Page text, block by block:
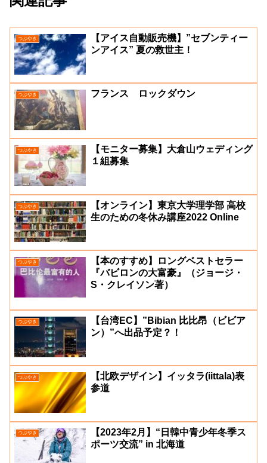
つぶやき
【アイス自動販売機】”セブンティー
ンアイス” 夏の救世主！
つぶやき フランス ロックダウン
つぶやき
【モニター募集】大倉山ウェディング
１組募集
つぶやき
【オンライン】東京大学理学部 高校
生のための冬休み講座2022 Online
つぶやき
【本のすすめ】ロングベストセラー
『バビロンの大富豪』（ジョージ・
S・クレイソン著）
つぶやき
【台湾EC】”Bibian 比比昂（ビビア
ン）”へ出品予定？！
つぶやき
【北欧デザイン】イッタラ(iittala)表
参道
つぶやき
【2023年2月】“日韓中青少年冬季ス
ポーツ交流” in 北海道